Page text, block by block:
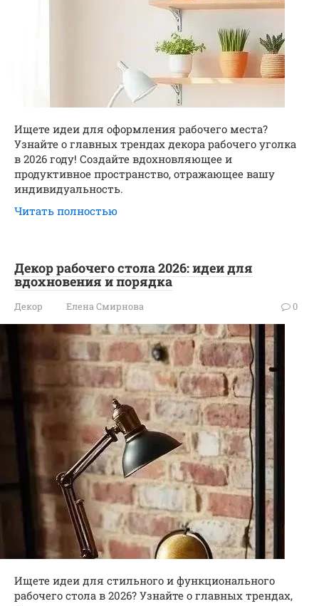
Ищете идеи для оформления рабочего места?
Узнайте о главных трендах декора рабочего уголка
в 2026 году! Создайте вдохновляющее и
продуктивное пространство, отражающее вашу
индивидуальность.
Читать полностью
Декор рабочего стола 2026: идеи для
вдохновения и порядка
Декор Елена Смирнова 0
Ищете идеи для стильного и функционального
рабочего стола в 2026? Узнайте о главных трендах,